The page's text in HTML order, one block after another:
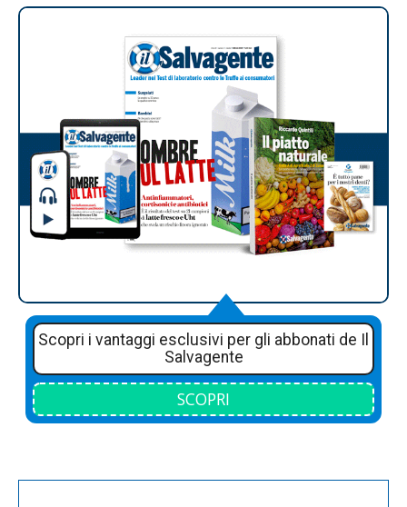
Scopri i vantaggi esclusivi per gli abbonati de Il
Salvagente
SCOPRI